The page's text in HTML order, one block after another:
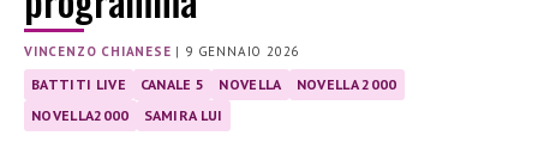
VINCENZO CHIANESE | 9 GENNAIO 2026
BATTITI LIVE CANALE 5 NOVELLA
NOVELLA 2000
NOVELLA2000
SAMIRA LUI